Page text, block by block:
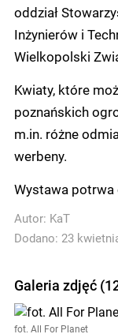
oddział
Inżynierów i
Wielkopolski
Kwiaty, które
poznańskich
m.in. różne
werbeny.
Wystawa potrwa
Autor: KaT
Dodano: 23
Galeria zdjęć
fot. All For Planet